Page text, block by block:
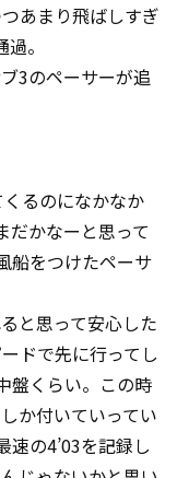
あまり飛ばしすぎ
。
3のペーサーが追
るのになかなか
だかなーと思って
船をつけたペーサ
と思って安心した
ドで先に行ってし
盤くらい。この時
か付いていってい
の4’03を記録し